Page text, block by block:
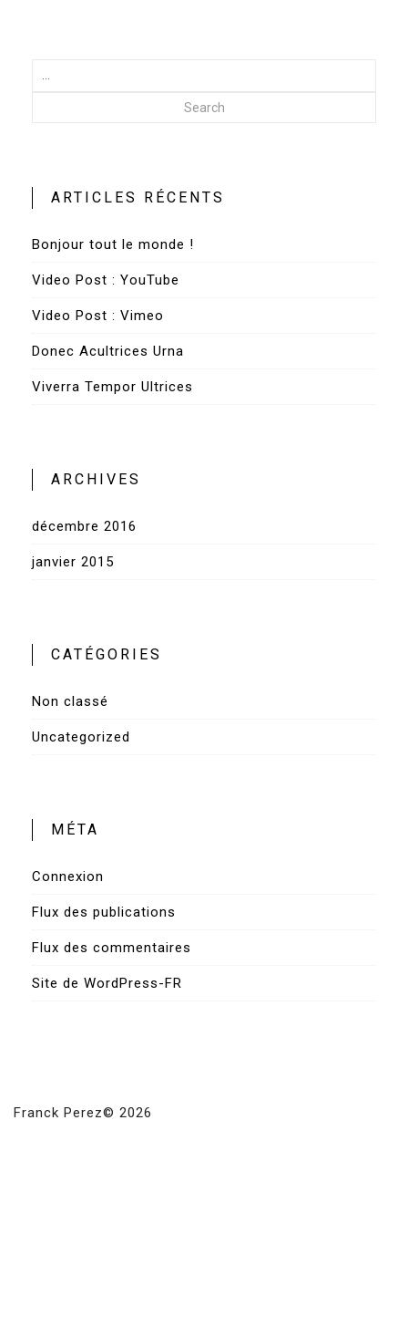
Search
ARTICLES RÉCENTS
Bonjour tout le monde !
Video Post : YouTube
Video Post : Vimeo
Donec Acultrices Urna
Viverra Tempor Ultrices
ARCHIVES
décembre 2016
janvier 2015
CATÉGORIES
Non classé
Uncategorized
MÉTA
Connexion
Flux des publications
Flux des commentaires
Site de WordPress-FR
Franck Perez© 2026